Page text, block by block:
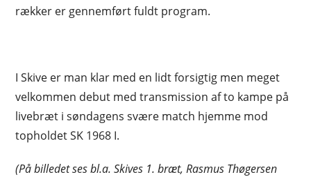
rækker er gennemført fuldt program.
I Skive er man klar med en lidt forsigtig men meget
velkommen debut med transmission af to kampe på
livebræt i søndagens svære match hjemme mod
topholdet SK 1968 I.
(På billedet ses bl.a. Skives 1. bræt, Rasmus Thøgersen